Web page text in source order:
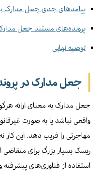
پیامدهای جدی جعل مدارک
پرونده‌های مستند جعل مدارک
توصیه نهایی
جعل مدارک در
جعل مدارک به معنای ارائه
واقعی نباشد یا به صورت
مهاجرتی را فریب دهد. این کار
ریسک بسیار بزرگ برای متقاضی
استفاده از فناوری‌های